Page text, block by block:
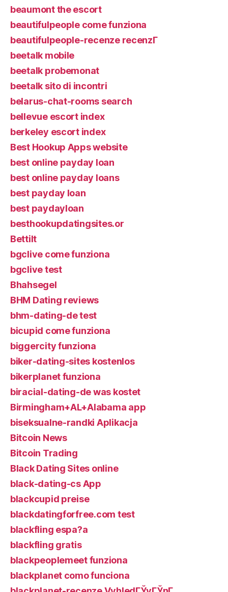
beaumont the escort
beautifulpeople come funziona
beautifulpeople-recenze recenzГ­
beetalk mobile
beetalk probemonat
beetalk sito di incontri
belarus-chat-rooms search
bellevue escort index
berkeley escort index
Best Hookup Apps website
best online payday loan
best online payday loans
best payday loan
best paydayloan
besthookupdatingsites.or
Bettilt
bgclive come funziona
bgclive test
Bhahsegel
BHM Dating reviews
bhm-dating-de test
bicupid come funziona
biggercity funziona
biker-dating-sites kostenlos
bikerplanet funziona
biracial-dating-de was kostet
Birmingham+AL+Alabama app
biseksualne-randki Aplikacja
Bitcoin News
Bitcoin Trading
Black Dating Sites online
black-dating-cs App
blackcupid preise
blackdatingforfree.com test
blackfling espa?a
blackfling gratis
blackpeoplemeet funziona
blackplanet como funciona